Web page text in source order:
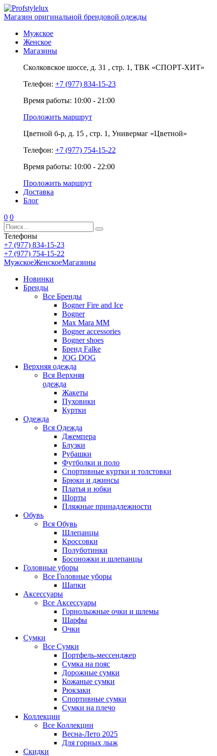
Магазин оригинальной брендовой одежды
Мужское
Женское
Магазины
Сколковское шоссе, д. 31 , стр. 1, ТВК «СПОРТ-ХИТ»
Телефон: +7 (977) 834-15-23
Время работы: 10:00 - 21:00
Проложить маршрут
Цветной б-р, д. 15 , стр. 1, Универмаг «Цветной»
Телефон: +7 (977) 754-15-22
Время работы: 10:00 - 22:00
Проложить маршрут
Доставка
Блог
0 0
Телефоны
+7 (977) 834-15-23
+7 (977) 754-15-22
МужскоеЖенскоеМагазины
Новинки
Бренды
Все Бренды
Bogner Fire and Ice
Bogner
Max Mara MM
Bogner accessories
Bogner shoes
Бренд Falke
JOG DOG
Верхняя одежда
Вся Верхняя
одежда
Жакеты
Пуховики
Куртки
Одежда
Вся Одежда
Джемпера
Блузки
Рубашки
Футболки и поло
Спортивные куртки и толстовки
Брюки и джинсы
Платья и юбки
Шорты
Пляжные принадлежности
Обувь
Вся Обувь
Шлепанцы
Кроссовки
Полуботинки
Босоножки и шлепанцы
Головные уборы
Все Головные уборы
Шапки
Аксессуары
Все Аксессуары
Горнолыжные очки и шлемы
Шарфы
Очки
Сумки
Все Сумки
Портфель-мессенджер
Сумка на пояс
Дорожные сумки
Кожаные сумки
Рюкзаки
Спортивные сумки
Сумки на плечо
Коллекции
Все Коллекции
Весна-Лето 2025
Для горных лыж
Скидки